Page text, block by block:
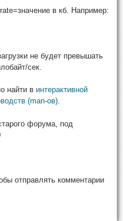
в кб. Например:
не будет превышать
сек.
найти в интерактивной
(man-ов).
форума, под
отправлять комментарии